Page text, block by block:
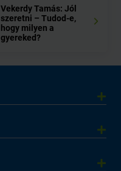
Vekerdy Tamás: Jól
szeretni – Tudod-e,
hogy milyen a
gyereked?